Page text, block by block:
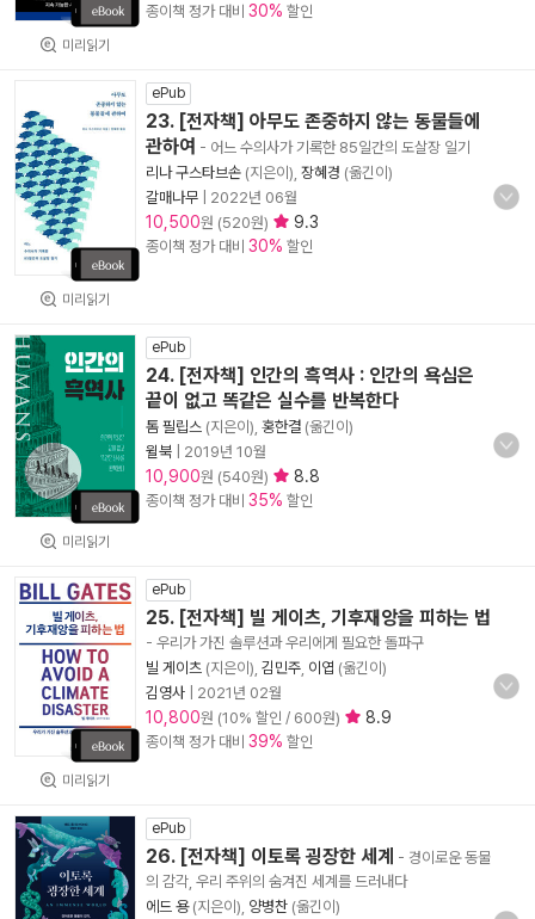
미리읽기
종이책 정가 대비 30% 할인
미리읽기
ePub
23. [전자책] 아무도 존중하지 않는 동물들에
관하여 - 어느 수의사가 기록한 85일간의 도살장 일기
리나 구스타브손 (지은이), 장혜경 (옮긴이)
갈매나무
2022년 06월
10,500원 (520원) 9.3
종이책 정가 대비 30% 할인
미리읽기
ePub
24. [전자책] 인간의 흑역사 : 인간의 욕심은
끝이 없고 똑같은 실수를 반복한다
톰 필립스 (지은이), 홍한결 (옮긴이)
윌북
2019년 10월
10,900원 (540원) 8.8
종이책 정가 대비 35% 할인
미리읽기
ePub
25. [전자책] 빌 게이츠, 기후재앙을 피하는 법
- 우리가 가진 솔루션과 우리에게 필요한 돌파구
빌 게이츠 (지은이), 김민주 이엽 (옮긴이)
김영사
2021년 02월
10,800원 (10% 할인 / 600원) 8.9
종이책 정가 대비 39% 할인
ePub
26. [전자책] 이토록 굉장한 세계 - 경이로운 동물
의 감각, 우리 주위의 숨겨진 세계를 드러내다
에드 용(지은이), 양병찬 (옮긴이)